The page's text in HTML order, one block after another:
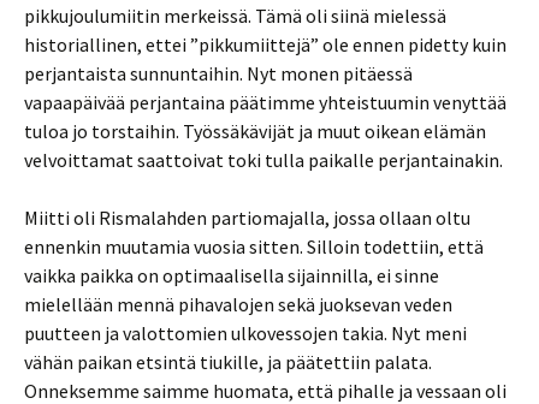
pikkujoulumiitin merkeissä. Tämä oli siinä mielessä
historiallinen, ettei ”pikkumiittejä” ole ennen pidetty kuin
perjantaista sunnuntaihin. Nyt monen pitäessä
vapaapäivää perjantaina päätimme yhteistuumin venyttää
tuloa jo torstaihin. Työssäkävijät ja muut oikean elämän
velvoittamat saattoivat toki tulla paikalle perjantainakin.
Miitti oli Rismalahden partiomajalla, jossa ollaan oltu
ennenkin muutamia vuosia sitten. Silloin todettiin, että
vaikka paikka on optimaalisella sijainnilla, ei sinne
mielellään mennä pihavalojen sekä juoksevan veden
puutteen ja valottomien ulkovessojen takia. Nyt meni
vähän paikan etsintä tiukille, ja päätettiin palata.
Onneksemme saimme huomata, että pihalle ja vessaan oli